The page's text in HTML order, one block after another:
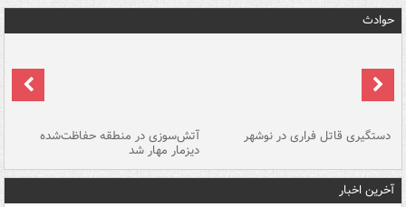
حوادث
دستگیری قاتل فراری در نوشهر آتش‌سوزی در منطقه حفاظت‌شده
دیزمار مهار شد
آخرین اخبار